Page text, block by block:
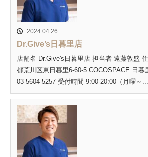
2024.04.26
Dr.Give’s日暮里店
店舗名 Dr.Give's日暮里店 担当者 遠藤敦盛
都荒川区東日暮里6-60-5 COCOSPACE 日暮
03-5604-5257 受付時間 9:00-20:00（月曜～...